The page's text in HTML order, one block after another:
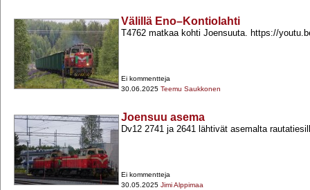
Välillä Eno–Kontiolahti
T4762 matkaa kohti Joensuuta. https://
Ei kommentteja
30.06.2025 Teemu Saukkonen
Joensuu asema
Dv12 2741 ja 2641 lähtivät asemalta
Ei kommentteja
30.05.2025 Jimi Alppimaa